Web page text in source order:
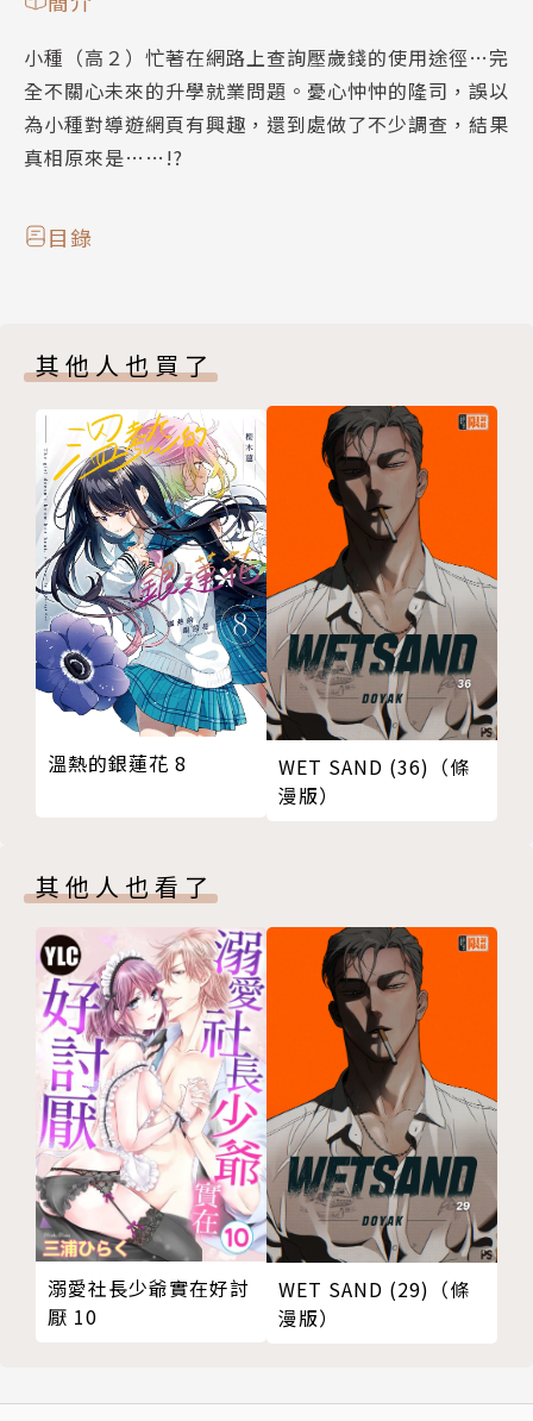
小種（高２）忙著在網路上查詢壓歲錢的使用途徑…完
全不關心未來的升學就業問題。憂心忡忡的隆司，誤以
為小種對導遊網頁有興趣，還到處做了不少調查，結果
真相原來是……!?
目錄
其他人也買了
溫熱的銀蓮花 8
WET SAND (36)（條
漫版）
其他人也看了
溺愛社長少爺實在好討
厭 10
WET SAND (29)（條
漫版）